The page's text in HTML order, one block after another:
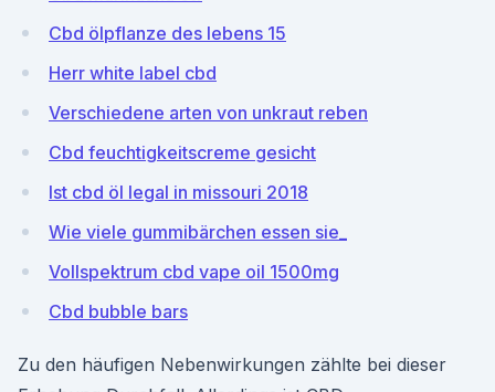
Cbd ölpflanze des lebens 15
Herr white label cbd
Verschiedene arten von unkraut reben
Cbd feuchtigkeitscreme gesicht
Ist cbd öl legal in missouri 2018
Wie viele gummibärchen essen sie_
Vollspektrum cbd vape oil 1500mg
Cbd bubble bars
Zu den häufigen Nebenwirkungen zählte bei dieser